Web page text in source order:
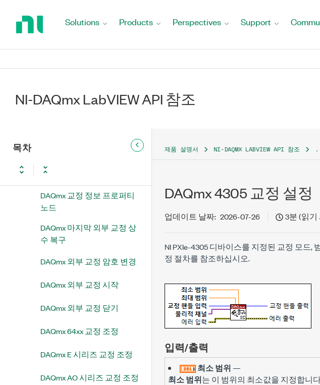
Solutions Products Perspectives Support
NI-DAQmx LabVIEW API 참조
목차
DAQmx 고급
DAQmx 브리지 오프셋 널 교
널 교정 수행
DAQmx 교정 정보 프로퍼티
노드
DAQmx 마지막 외부 교정 상
수 복구
DAQmx 외부 교정 암호 변경
DAQmx 외부 교정 시작
DAQmx 외부 교정 닫기
DAQmx 64xx 교정 조정
DAQmx E 시리즈 교정 조정
DAQmx AO 시리즈 교정 조정
제품 설명서 NI-DAQMX LABVIEW API 참조
DAQmx 4305 교정 설정
업데이트 날짜: 2026-07-26 3분 (읽기
NI PXIe-4305 디바이스를 지정된 교정 모드,
정 절차를 참조하십시오.
입력/출력
최소 범위 —
최소 범위는 이 범위의 최소값을 지정합니